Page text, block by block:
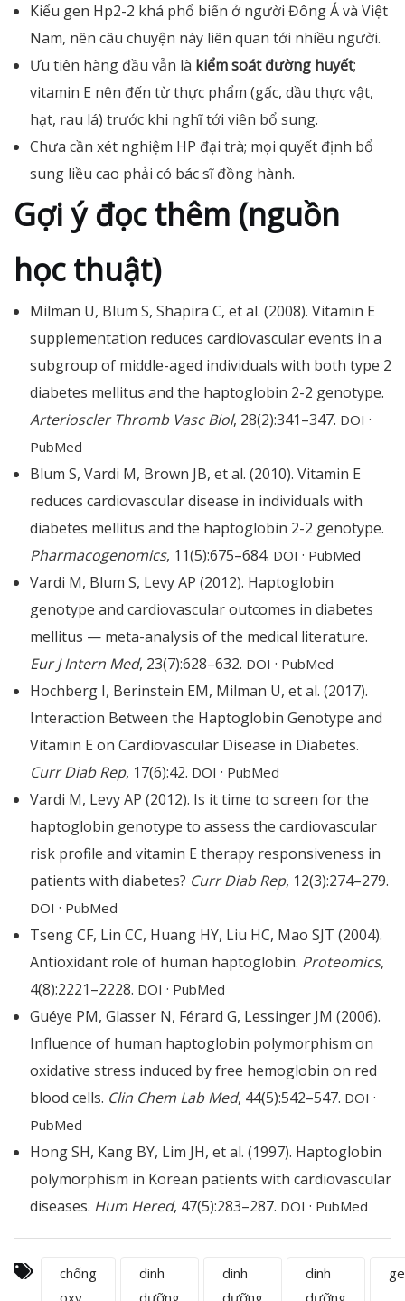
Kiểu gen Hp2-2 khá phổ biến ở người Đông Á và Việt
Nam, nên câu chuyện này liên quan tới nhiều người.
Ưu tiên hàng đầu vẫn là kiểm soát đường huyết;
vitamin E nên đến từ thực phẩm (gấc, dầu thực vật,
hạt, rau lá) trước khi nghĩ tới viên bổ sung.
Chưa cần xét nghiệm HP đại trà; mọi quyết định bổ
sung liều cao phải có bác sĩ đồng hành.
Gợi ý đọc thêm (nguồn
học thuật)
Milman U, Blum S, Shapira C, et al. (2008). Vitamin E
supplementation reduces cardiovascular events in a
subgroup of middle-aged individuals with both type 2
diabetes mellitus and the haptoglobin 2-2 genotype.
Arterioscler Thromb Vasc Biol, 28(2):341–347. DOI ·
PubMed
Blum S, Vardi M, Brown JB, et al. (2010). Vitamin E
reduces cardiovascular disease in individuals with
diabetes mellitus and the haptoglobin 2-2 genotype.
Pharmacogenomics, 11(5):675–684. DOI · PubMed
Vardi M, Blum S, Levy AP (2012). Haptoglobin
genotype and cardiovascular outcomes in diabetes
mellitus — meta-analysis of the medical literature.
Eur J Intern Med, 23(7):628–632. DOI · PubMed
Hochberg I, Berinstein EM, Milman U, et al. (2017).
Interaction Between the Haptoglobin Genotype and
Vitamin E on Cardiovascular Disease in Diabetes.
Curr Diab Rep, 17(6):42. DOI · PubMed
Vardi M, Levy AP (2012). Is it time to screen for the
haptoglobin genotype to assess the cardiovascular
risk profile and vitamin E therapy responsiveness in
patients with diabetes? Curr Diab Rep, 12(3):274–279.
DOI · PubMed
Tseng CF, Lin CC, Huang HY, Liu HC, Mao SJT (2004).
Antioxidant role of human haptoglobin. Proteomics,
4(8):2221–2228. DOI · PubMed
Guéye PM, Glasser N, Férard G, Lessinger JM (2006).
Influence of human haptoglobin polymorphism on
oxidative stress induced by free hemoglobin on red
blood cells. Clin Chem Lab Med, 44(5):542–547. DOI ·
PubMed
Hong SH, Kang BY, Lim JH, et al. (1997). Haptoglobin
polymorphism in Korean patients with cardiovascular
diseases. Hum Hered, 47(5):283–287. DOI · PubMed
chống
oxy
dinh
dưỡng
dinh
dưỡng
dinh
dưỡng